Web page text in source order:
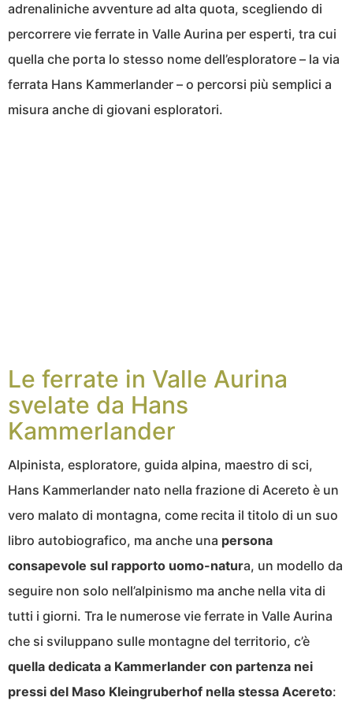
adrenaliniche avventure ad alta quota, scegliendo di
percorrere vie ferrate in Valle Aurina per esperti, tra cui
quella che porta lo stesso nome dell’esploratore – la via
ferrata Hans Kammerlander – o percorsi più semplici a
misura anche di giovani esploratori.
Le ferrate in Valle Aurina
svelate da Hans
Kammerlander
Alpinista, esploratore, guida alpina, maestro di sci,
Hans Kammerlander nato nella frazione di Acereto è un
vero malato di montagna, come recita il titolo di un suo
libro autobiografico, ma anche una persona
consapevole sul rapporto uomo-natura, un modello da
seguire non solo nell’alpinismo ma anche nella vita di
tutti i giorni. Tra le numerose vie ferrate in Valle Aurina
che si sviluppano sulle montagne del territorio, c’è
quella dedicata a Kammerlander con partenza nei
pressi del Maso Kleingruberhof nella stessa Acereto: